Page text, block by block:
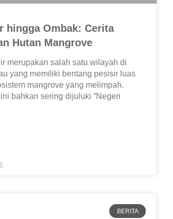
hingga Ombak: Cerita
Hutan Mangrove
merupakan salah satu wilayah di
yang memiliki bentang pesisir luas
mangrove yang melimpah.
bahkan sering dijuluki “Negeri
BERITA